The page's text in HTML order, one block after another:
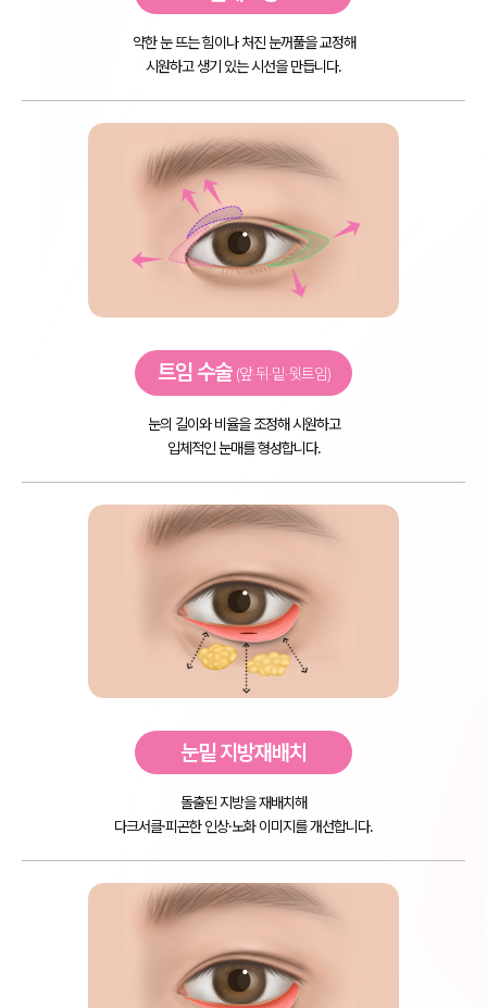
약한 눈 뜨는 힘이나 처진 눈꺼풀을 교정해
시원하고 생기 있는 시선을 만듭니다.
트임 수술 (앞·뒤·밑·윗트임)
눈의 길이와 비율을 조정해 시원하고
입체적인 눈매를 형성합니다.
눈밑 지방재배치
돌출된 지방을 재배치해
다크서클·피곤한 인상·노화 이미지를 개선합니다.